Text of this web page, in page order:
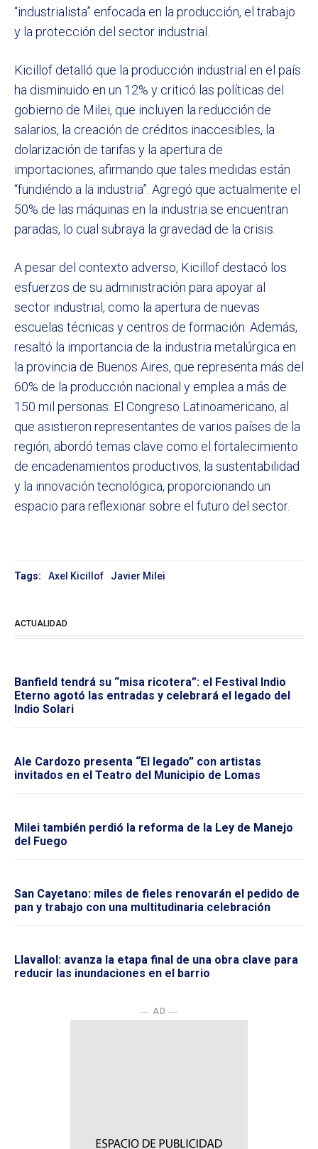
“industrialista” enfocada en la producción, el trabajo
y la protección del sector industrial.
Kicillof detalló que la producción industrial en el país
ha disminuido en un 12% y criticó las políticas del
gobierno de Milei, que incluyen la reducción de
salarios, la creación de créditos inaccesibles, la
dolarización de tarifas y la apertura de
importaciones, afirmando que tales medidas están
“fundiéndo a la industria”. Agregó que actualmente el
50% de las máquinas en la industria se encuentran
paradas, lo cual subraya la gravedad de la crisis.
A pesar del contexto adverso, Kicillof destacó los
esfuerzos de su administración para apoyar al
sector industrial, como la apertura de nuevas
escuelas técnicas y centros de formación. Además,
resaltó la importancia de la industria metalúrgica en
la provincia de Buenos Aires, que representa más del
60% de la producción nacional y emplea a más de
150 mil personas. El Congreso Latinoamericano, al
que asistieron representantes de varios países de la
región, abordó temas clave como el fortalecimiento
de encadenamientos productivos, la sustentabilidad
y la innovación tecnológica, proporcionando un
espacio para reflexionar sobre el futuro del sector.
Tags: Axel Kicillof Javier Milei
ACTUALIDAD
Banfield tendrá su “misa ricotera”: el Festival Indio
Eterno agotó las entradas y celebrará el legado del
Indio Solari
Ale Cardozo presenta “El legado” con artistas
invitados en el Teatro del Municipio de Lomas
Milei también perdió la reforma de la Ley de Manejo
del Fuego
San Cayetano: miles de fieles renovarán el pedido de
pan y trabajo con una multitudinaria celebración
Llavallol: avanza la etapa final de una obra clave para
reducir las inundaciones en el barrio
― AD ―